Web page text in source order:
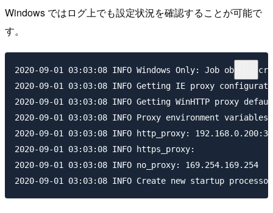
Windows ではログ上でも設定状況を確認することが可能で
す。
2020-09-01 03:03:08 INFO Windows Only: Job object
2020-09-01 03:03:08 INFO Getting IE proxy
2020-09-01 03:03:08 INFO Getting WinHTTP proxy
2020-09-01 03:03:08 INFO Proxy environment variables:
2020-09-01 03:03:08 INFO http_proxy:
2020-09-01 03:03:08 INFO https_proxy:
2020-09-01 03:03:08 INFO no_proxy: 169.254.169.254